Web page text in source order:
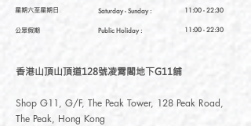
11:00 - 22:30
11:00 - 22:30
星期六至星期日
公眾假期
Saturday- Sunday :
Public Holiday :
香港山頂山頂道128號凌霄閣地下G11舖
Shop G11, G/F, The Peak Tower, 128 Peak Road,
The Peak, Hong Kong